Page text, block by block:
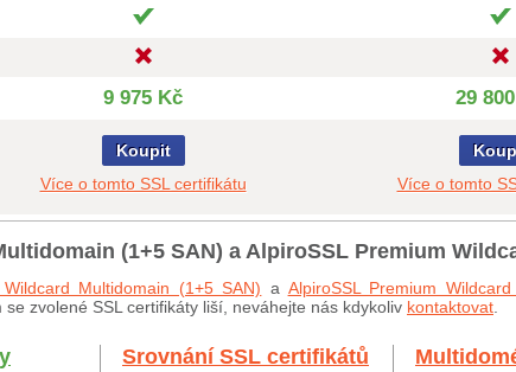
9 975 Kč 29
Koupit
Více o tomto SSL certifikátu
Více o tomto
(1+5 SAN) a AlpiroSSL Premium
Wildcard Multidomain (1+5 SAN) a AlpiroSSL Premium
zvolené SSL certifikáty liší, neváhejte nás kdykoliv kontaktovat
Srovnání SSL certifikátů